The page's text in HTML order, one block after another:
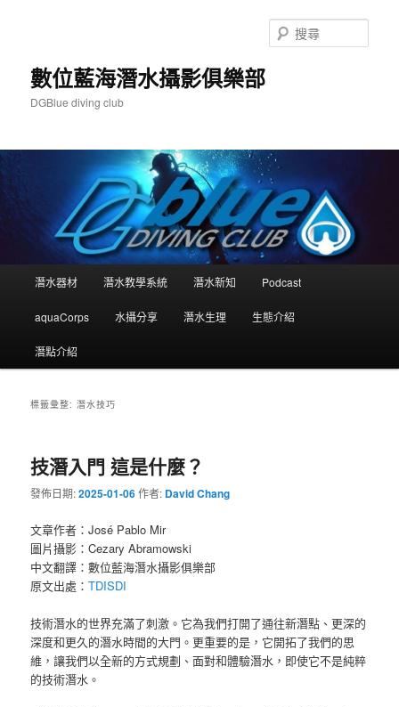
數位藍海潛水攝影俱樂部
DGBlue diving club
尋
潛水器材 潛水教學系統 潛水新知 Podcast
aquaCorps 水攝分享 潛水生理 生態介紹
潛點介紹
標籤彙整:潛水技巧
技潛入門 這是什麼？
發佈日期:2025-01-06作者: David Chang
文章作者：José Pablo Mir
圖片攝影：Cezary Abramowski
中文翻譯：數位藍海潛水攝影俱樂部
原文出處：TDISDI
技術潛水的世界充滿了刺激。它為我們打開了通往新潛點、更深的
深度和更久的潛水時間的大門。更重要的是，它開拓了我們的思
維，讓我們以全新的方式規劃、面對和體驗潛水，即使它不是純粹
的技術潛水。